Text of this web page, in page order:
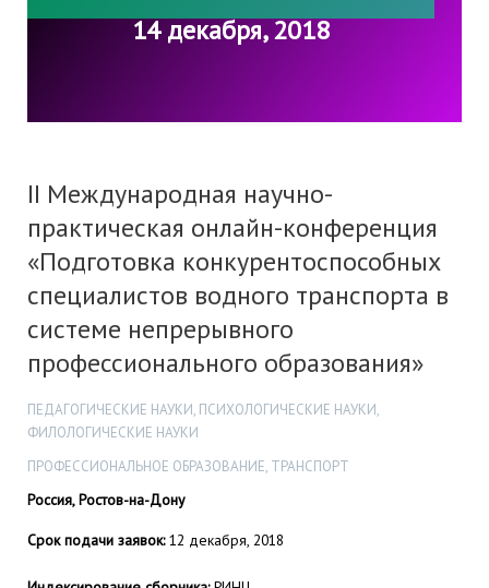
14 декабря, 2018
II Международная научно-
практическая онлайн-конференция
«Подготовка конкурентоспособных
специалистов водного транспорта в
системе непрерывного
профессионального образования»
ПЕДАГОГИЧЕСКИЕ НАУКИ, ПСИХОЛОГИЧЕСКИЕ НАУКИ,
ФИЛОЛОГИЧЕСКИЕ НАУКИ
ПРОФЕССИОНАЛЬНОЕ ОБРАЗОВАНИЕ, ТРАНСПОРТ
Россия, Ростов-на-Дону
Срок подачи заявок:12 декабря, 2018